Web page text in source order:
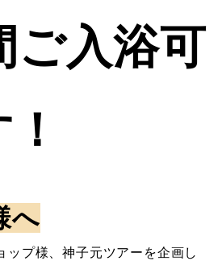
ご入浴可
へ
ップ様、神子元ツアーを企画し